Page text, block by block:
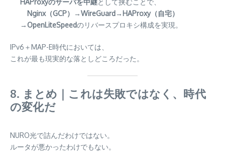
Nginx（GCP）→WireGuard→HAProxy（自宅）
→OpenLiteSpeedのリバースプロキシ構成を実現。
IPv6＋MAP-E時代においては、
これが最も現実的な落としどころだった。
8. まとめ｜これは失敗ではなく、時代
の変化だ
NURO光で詰んだわけではない。
ルータが悪かったわけでもない。